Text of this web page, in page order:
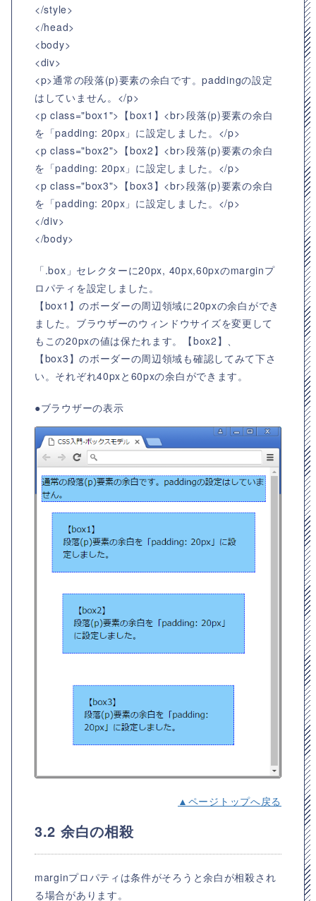
</style>
</head>
<body>
<div>
<p>通常の段落(p)要素の余白です。paddingの設定
はしていません。</p>
<p class="box1">【box1】<br>段落(p)要素の余白
を「padding: 20px」に設定しました。</p>
<p class="box2">【box2】<br>段落(p)要素の余白
を「padding: 20px」に設定しました。</p>
<p class="box3">【box3】<br>段落(p)要素の余白
を「padding: 20px」に設定しました。</p>
</div>
</body>
「.box」セレクターに20px, 40px,60pxのmarginプ
ロパティを設定しました。
【box1】のボーダーの周辺領域に20pxの余白ができ
ました。ブラウザーのウィンドウサイズを変更して
もこの20pxの値は保たれます。【box2】、
【box3】のボーダーの周辺領域も確認してみて下さ
い。それぞれ40pxと60pxの余白ができます。
●ブラウザーの表示
▲ページトップへ戻る
3.2 余白の相殺
marginプロパティは条件がそろうと余白が相殺され
る場合があります。